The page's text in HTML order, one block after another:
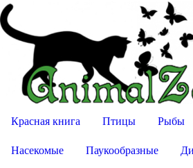
Красная книга Птицы Рыбы
Насекомые Паукообразные